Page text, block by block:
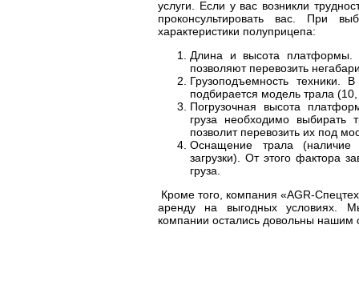
услуги. Если у вас возникли
проконсультировать вас. При
характеристики полуприцепа:
Длина и высота платформы.
позволяют перевозить
Грузоподъемность техники.
подбирается модель трала
Погрузочная высота
груза необходимо выбирать
позволит перевозить их под
Оснащение трала (наличие
загрузки). От этого фактора
груза.
Кроме того, компания «AGR-
аренду на выгодных условиях.
компании остались довольны нашим